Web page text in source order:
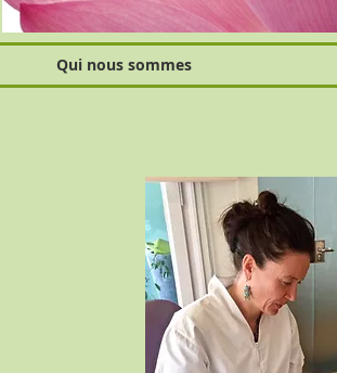
Qui nous sommes